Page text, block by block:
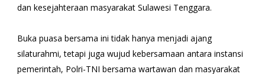
dan kesejahteraan masyarakat Sulawesi Tenggara.
Buka puasa bersama ini tidak hanya menjadi ajang
silaturahmi, tetapi juga wujud kebersamaan antara instansi
pemerintah, Polri-TNI bersama wartawan dan masyarakat